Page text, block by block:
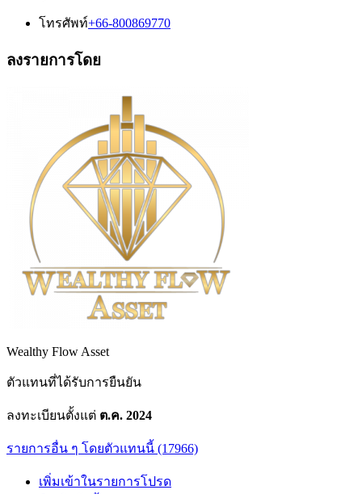
โทรศัพท์+66-800869770
ลงรายการโดย
Wealthy Flow Asset
ตัวแทนที่ได้รับการยืนยัน
ลงทะเบียนตั้งแต่ ต.ค. 2024
รายการอื่น ๆ โดยตัวแทนนี้ (17966)
เพิ่มเข้าในรายการโปรด